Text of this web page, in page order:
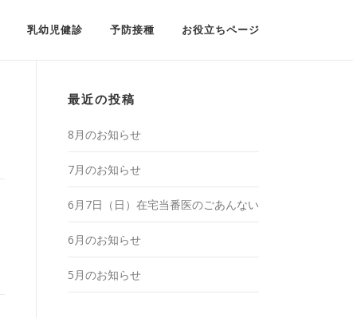
乳幼児健診 予防接種 お役立ちページ
最近の投稿
8月のお知らせ
7月のお知らせ
6月7日（日）在宅当番医のごあんない
6月のお知らせ
5月のお知らせ